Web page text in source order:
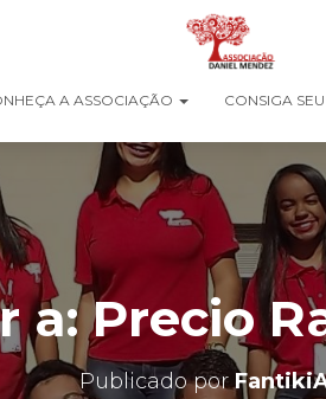
A ASSOCIAÇÃO CONSIGA
a: Precio
Publicado por